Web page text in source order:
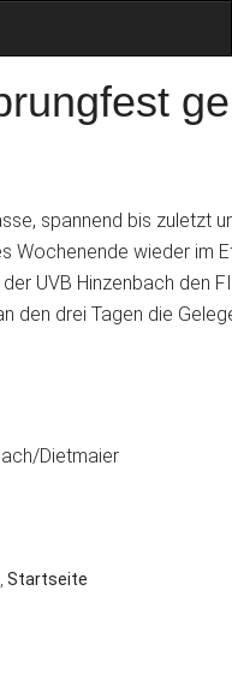
spannend bis zuletzt
Wochenende wieder im
UVB Hinzenbach den
den drei Tagen die
Dietmaier
,Startseite